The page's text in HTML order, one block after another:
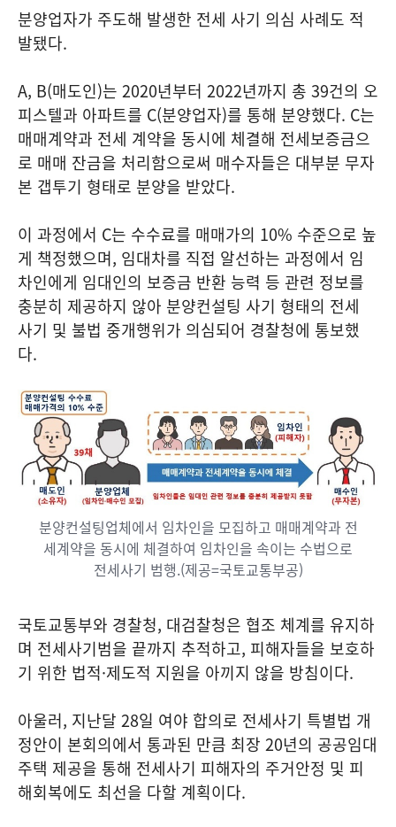
분양업자가 주도해 발생한 전세 사기 의심 사례도 적
발됐다.
A, B(매도인)는 2020년부터 2022년까지 총 39건의 오
피스텔과 아파트를 C(분양업자)를 통해 분양했다. C는
매매계약과 전세 계약을 동시에 체결해 전세보증금으
로 매매 잔금을 처리함으로써 매수자들은 대부분 무자
본 갭투기 형태로 분양을 받았다.
이 과정에서 C는 수수료를 매매가의 10% 수준으로 높
게 책정했으며, 임대차를 직접 알선하는 과정에서 임
차인에게 임대인의 보증금 반환 능력 등 관련 정보를
충분히 제공하지 않아 분양컨설팅 사기 형태의 전세
사기 및 불법 중개행위가 의심되어 경찰청에 통보했
다.
분양컨설팅업체에서 임차인을 모집하고 매매계약과 전
세계약을 동시에 체결하여 임차인을 속이는 수법으로
전세사기 범행.(제공=국토교통부공)
국토교통부와 경찰청, 대검찰청은 협조 체계를 유지하
며 전세사기범을 끝까지 추적하고, 피해자들을 보호하
기 위한 법적·제도적 지원을 아끼지 않을 방침이다.
아울러, 지난달 28일 여야 합의로 전세사기 특별법 개
정안이 본회의에서 통과된 만큼 최장 20년의 공공임대
주택 제공을 통해 전세사기 피해자의 주거안정 및 피
해회복에도 최선을 다할 계획이다.